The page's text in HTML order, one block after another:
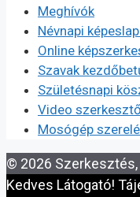
Meghívók
Névnapi
Online
Szavak
Születésnapi
Video
Mosógép
© 2026
Kedves Látogató!